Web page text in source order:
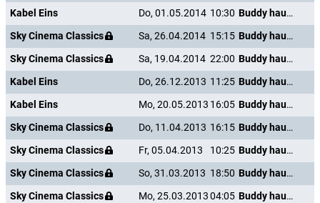
Kabel Eins
Do, 01.05.2014 10:30
Buddy haut den Lukas
Sky Cinema Classics
Sa, 26.04.2014 15:15
Buddy haut den Lukas
Sky Cinema Classics
Sa, 19.04.2014 22:00
Buddy haut den Lukas
Kabel Eins
Do, 26.12.2013 11:25
Buddy haut den Lukas
Kabel Eins
Mo, 20.05.2013 16:05
Buddy haut den Lukas
Sky Cinema Classics
Do, 11.04.2013 16:15
Buddy haut den Lukas
Sky Cinema Classics
Fr, 05.04.2013 10:25
Buddy haut den Lukas
Sky Cinema Classics
So, 31.03.2013 18:50
Buddy haut den Lukas
Sky Cinema Classics
Mo, 25.03.201304:05
Buddy haut den Lukas